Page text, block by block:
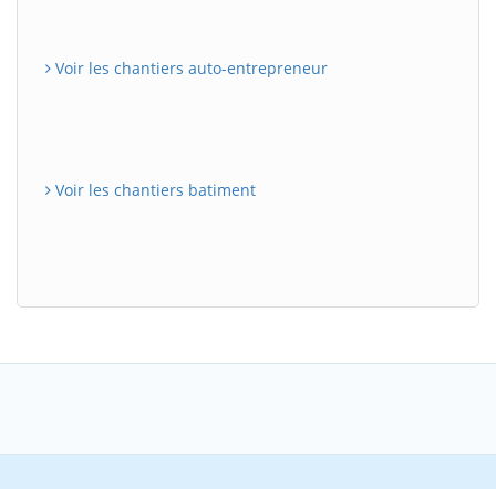
Voir les chantiers auto-entrepreneur
Voir les chantiers batiment